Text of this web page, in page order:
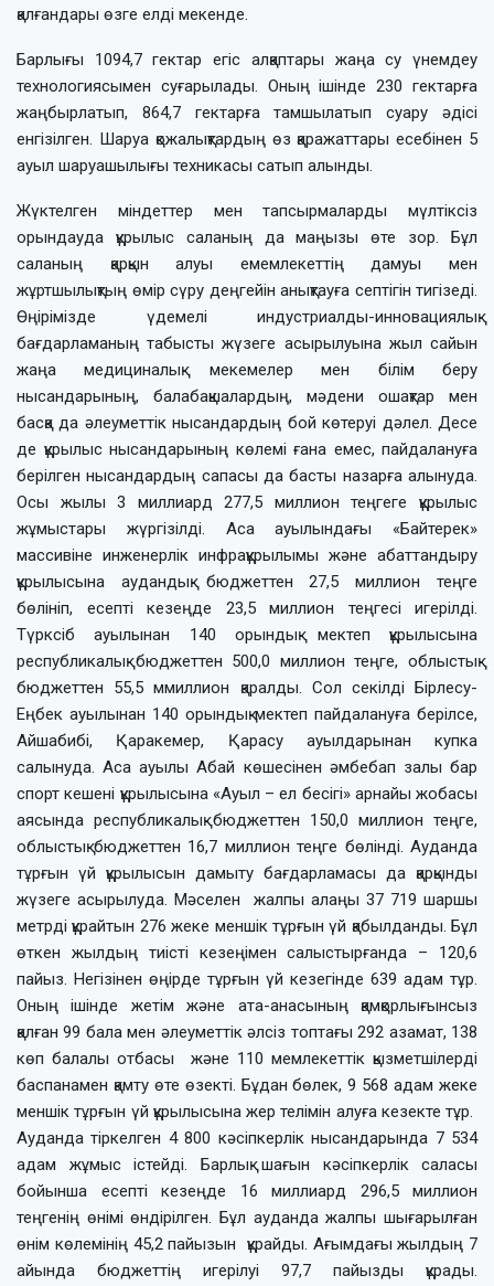
қалғандары өзге елді мекенде.
Барлығы 1094,7 гектар егіс алқаптары жаңа су үнемдеу
технологиясымен суғарылады. Оның ішінде 230 гектарға
жаңбырлатып, 864,7 гектарға тамшылатып суару әдісі
енгізілген. Шаруа қожалықтардың өз қаражаттары есебінен 5
ауыл шаруашылығы техникасы сатып алынды.
Жүктелген міндеттер мен тапсырмаларды мүлтіксіз
орындауда құрылыс саланың да маңызы өте зор. Бұл
саланың қарқын алуы емемлекеттің дамуы мен
жұртшылықтың өмір сүру деңгейін анықтауға септігін тигізеді.
Өңірімізде үдемелі индустриалды-инновациялық
бағдарламаның табысты жүзеге асырылуына жыл сайын
жаңа медициналық мекемелер мен білім беру
нысандарының, балабақшалардың, мәдени ошақтар мен
басқа да әлеуметтік нысандардың бой көтеруі дәлел. Десе
де құрылыс нысандарының көлемі ғана емес, пайдалануға
берілген нысандардың сапасы да басты назарға алынуда.
Осы жылы 3 миллиард 277,5 миллион теңгеге құрылыс
жұмыстары жүргізілді. Аса ауылындағы «Байтерек»
массивіне инженерлік инфрақұрылымы және абаттандыру
құрылысына аудандық бюджеттен 27,5 миллион теңге
бөлініп, есепті кезеңде 23,5 миллион теңгесі игерілді.
Түрксіб ауылынан 140 орындық мектеп құрылысына
республикалық бюджеттен 500,0 миллион теңге, облыстық
бюджеттен 55,5 ммиллион қаралды. Сол секілді Бірлесу-
Еңбек ауылынан 140 орындық мектеп пайдалануға берілсе,
Айшабибі, Қаракемер, Қарасу ауылдарынан купка
салынуда. Аса ауылы Абай көшесінен әмбебап залы бар
спорт кешені құрылысына «Ауыл – ел бесігі» арнайы жобасы
аясында республикалық бюджеттен 150,0 миллион теңге,
облыстық бюджеттен 16,7 миллион теңге бөлінді. Ауданда
тұрғын үй құрылысын дамыту бағдарламасы да қарқынды
жүзеге асырылуда. Мәселен жалпы алаңы 37 719 шаршы
метрді құрайтын 276 жеке меншік тұрғын үй қабылданды. Бұл
өткен жылдың тиісті кезеңімен салыстырғанда – 120,6
пайыз. Негізінен өңірде тұрғын үй кезегінде 639 адам тұр.
Оның ішінде жетім және ата-анасының қамқорлығынсыз
қалған 99 бала мен әлеуметтік әлсіз топтағы 292 азамат, 138
көп балалы отбасы және 110 мемлекеттік қызметшілерді
баспанамен қамту өте өзекті. Бұдан бөлек, 9 568 адам жеке
меншік тұрғын үй құрылысына жер телімін алуға кезекте тұр.
Ауданда тіркелген 4 800 кәсіпкерлік нысандарында 7 534
адам жұмыс істейді. Барлық шағын кәсіпкерлік саласы
бойынша есепті кезеңде 16 миллиард 296,5 миллион
теңгенің өнімі өндірілген. Бұл ауданда жалпы шығарылған
өнім көлемінің 45,2 пайызын құрайды. Ағымдағы жылдың 7
айында бюджеттің игерілуі 97,7 пайызды құрады.